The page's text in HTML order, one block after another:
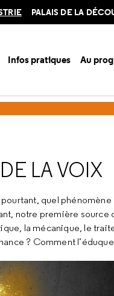
PALAIS DE LA
Infos pratiques Au
LA VOIX
quel
notre première source
la mécanique, le
? Comment